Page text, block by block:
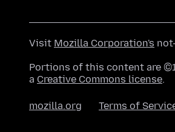
Visit Mozilla Corporation's
Portions of this content are
a Creative Commons license.
mozilla.org Terms of